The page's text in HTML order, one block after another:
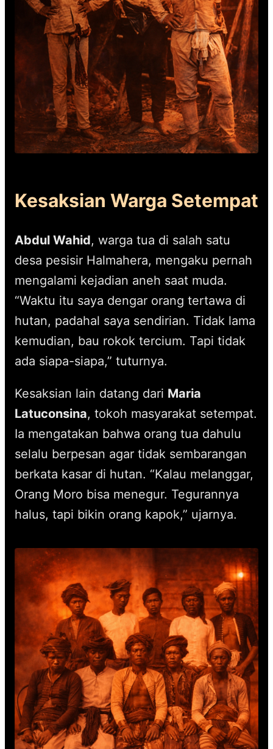
Kesaksian Warga Setempat
Abdul Wahid, warga tua di salah satu
desa pesisir Halmahera, mengaku pernah
mengalami kejadian aneh saat muda.
“Waktu itu saya dengar orang tertawa di
hutan, padahal saya sendirian. Tidak lama
kemudian, bau rokok tercium. Tapi tidak
ada siapa-siapa,” tuturnya.
Kesaksian lain datang dari Maria
Latuconsina, tokoh masyarakat setempat.
Ia mengatakan bahwa orang tua dahulu
selalu berpesan agar tidak sembarangan
berkata kasar di hutan. “Kalau melanggar,
Orang Moro bisa menegur. Tegurannya
halus, tapi bikin orang kapok,” ujarnya.